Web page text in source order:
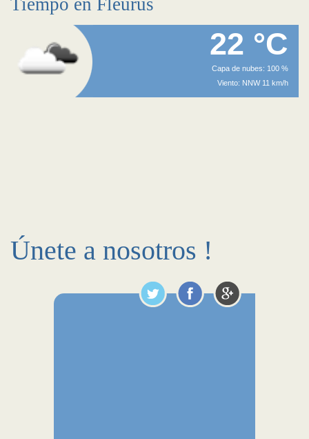
Tiempo en Fleurus
22 °C
Capa de nubes: 100 %
Viento: NNW 11 km/h
Únete a nosotros !